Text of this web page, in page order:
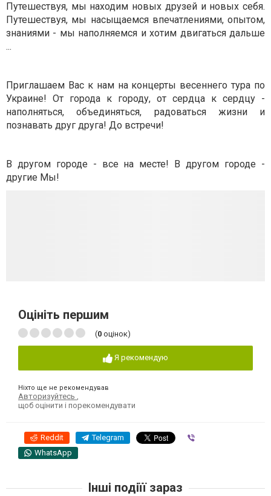
Путешествуя, мы находим новых друзей и новых себя.
Путешествуя, мы насыщаемся впечатлениями, опытом,
знаниями - мы наполняемся и хотим двигаться дальше
...
Приглашаем Вас к нам на концерты весеннего тура по
Украине! От города к городу, от сердца к сердцу -
наполняться, объединяться, радоваться жизни и
познавать друг друга! До встречи!
В другом городе - все на месте! В другом городе -
другие Мы!
Оцініть першим
(0 оцінок)
Я рекомендую
Ніхто ще не рекомендував
Авторизуйтесь
щоб оцінити і порекомендувати
Reddit Telegram
WhatsApp
Інші подіїї зараз